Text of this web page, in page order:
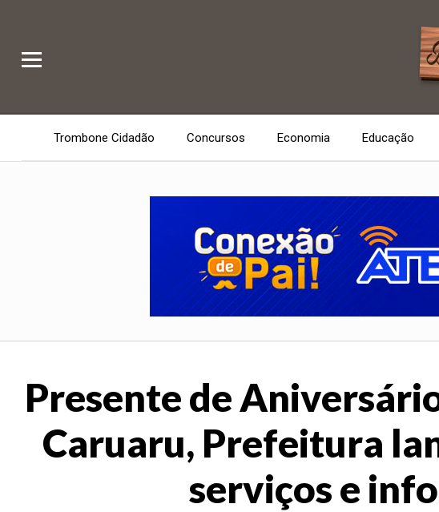
Trombone Cidadão Concursos Economia Educação
Presente de
Caruaru, Prefeitura
serviços e